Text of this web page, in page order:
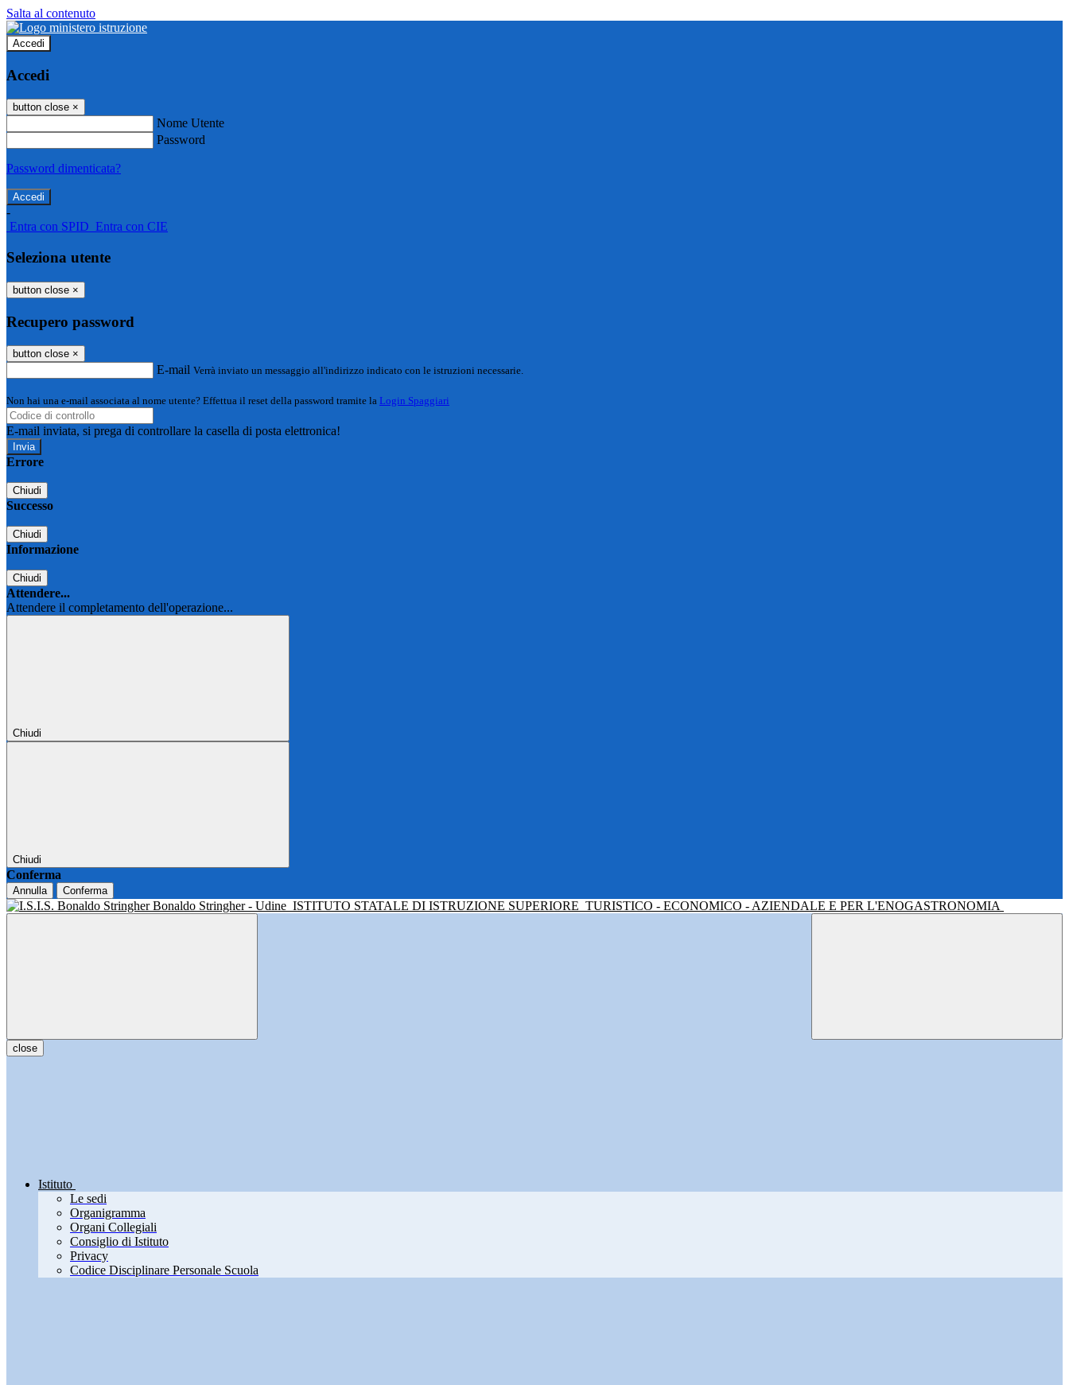
Salta al contenuto
Accedi
Accedi
button close ×
Nome Utente
Password
Password dimenticata?
-
Entra con SPID Entra con CIE
Seleziona utente
button close ×
Recupero password
button close ×
E-mail Verrà inviato un messaggio all'indirizzo indicato con le istruzioni necessarie.
Non hai una e-mail associata al nome utente? Effettua il reset della password tramite la Login Spaggiari
E-mail inviata, si prega di controllare la casella di posta elettronica!
Errore
Chiudi
Successo
Chiudi
Informazione
Chiudi
Attendere...
Attendere il completamento dell'operazione...
Chiudi
Chiudi
Conferma
Annulla Conferma
Bonaldo Stringher - Udine ISTITUTO STATALE DI ISTRUZIONE SUPERIORE TURISTICO - ECONOMICO - AZIENDALE E PER L'ENOGASTRONOMIA
close
Istituto
Le sedi
Organigramma
Organi Collegiali
Consiglio di Istituto
Privacy
Codice Disciplinare Personale Scuola